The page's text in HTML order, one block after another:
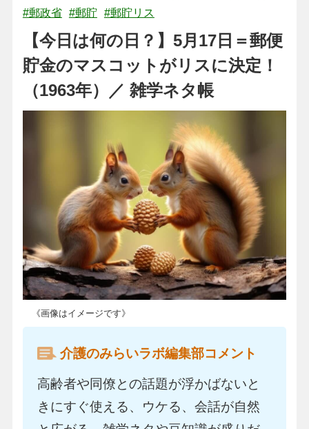
#郵政省 #郵貯 #郵貯リス
【今日は何の日？】5月17日＝郵便
貯金のマスコットがリスに決定！
（1963年）／ 雑学ネタ帳
《画像はイメージです》
介護のみらいラボ編集部コメント
高齢者や同僚との話題が浮かばないと
きにすぐ使える、ウケる、会話が自然